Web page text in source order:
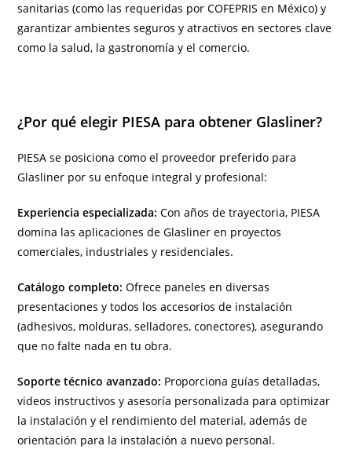
sanitarias (como las requeridas por COFEPRIS en México) y
garantizar ambientes seguros y atractivos en sectores clave
como la salud, la gastronomía y el comercio.
¿Por qué elegir PIESA para obtener Glasliner?
PIESA se posiciona como el proveedor preferido para
Glasliner por su enfoque integral y profesional:
Experiencia especializada: Con años de trayectoria, PIESA
domina las aplicaciones de Glasliner en proyectos
comerciales, industriales y residenciales.
Catálogo completo: Ofrece paneles en diversas
presentaciones y todos los accesorios de instalación
(adhesivos, molduras, selladores, conectores), asegurando
que no falte nada en tu obra.
Soporte técnico avanzado: Proporciona guías detalladas,
videos instructivos y asesoría personalizada para optimizar
la instalación y el rendimiento del material, además de
orientación para la instalación a nuevo personal.